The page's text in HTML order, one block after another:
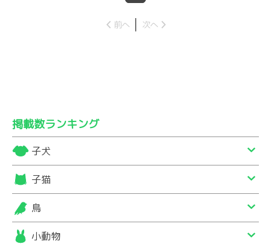
前へ 次へ
掲載数ランキング
子犬
子猫
鳥
小動物